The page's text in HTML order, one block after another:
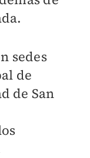
sedes
de
de San